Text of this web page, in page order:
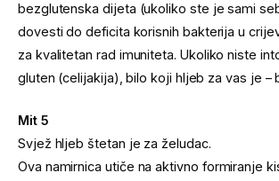
bezglutenska dijeta (ukoliko ste je sami
dovesti do deficita korisnih bakterija u
za kvalitetan rad imuniteta. Ukoliko niste
gluten (celijakija), bilo koji hljeb za vas je –
Mit 5
Svjež hljeb štetan je za želudac.
Ova namirnica utiče na aktivno formiranje